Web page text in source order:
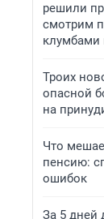
решили
смотрим
Троих
опасной
на
Что
пенсию:
ошибок
За 5 дней